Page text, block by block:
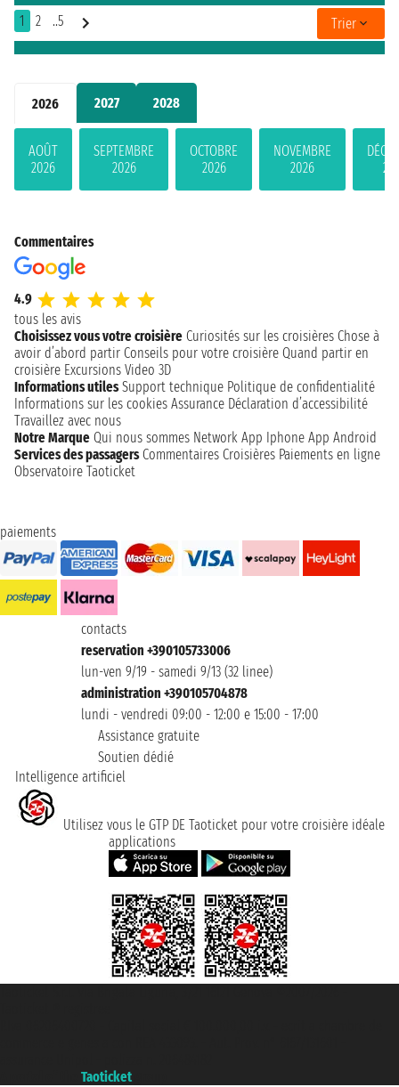
2026 2027 2028
AOÛT
2026
SEPTEMBRE
2026
OCTOBRE
2026
NOVEMBRE
2026
1 2 ..5 Trier
Commentaires
4.9
tous les avis
Choisissez vous votre croisière Curiosités sur les croisières Chose à
avoir d’abord partir Conseils pour votre croisière Quand partir en
croisière Excursions Video 3D
Informations utiles Support technique Politique de confidentialité
Informations sur les cookies Assurance Déclaration d’accessibilité
Travaillez avec nous
Notre Marque Qui nous sommes Network App Iphone App Android
Services des passagers Commentaires Croisières Paiements en ligne
Observatoire Taoticket
paiements
contacts
reservation +390105733006
lun-ven 9/19 - samedi 9/13 (32 linee)
administration +390105704878
lundi - vendredi 09:00 - 12:00 e 15:00 - 17:00
Assistance gratuite
Soutien dédié
Intelligence artificiel
Utilisez vous le GTP DE Taoticket pour votre croisière idéale
applications
Taoticket